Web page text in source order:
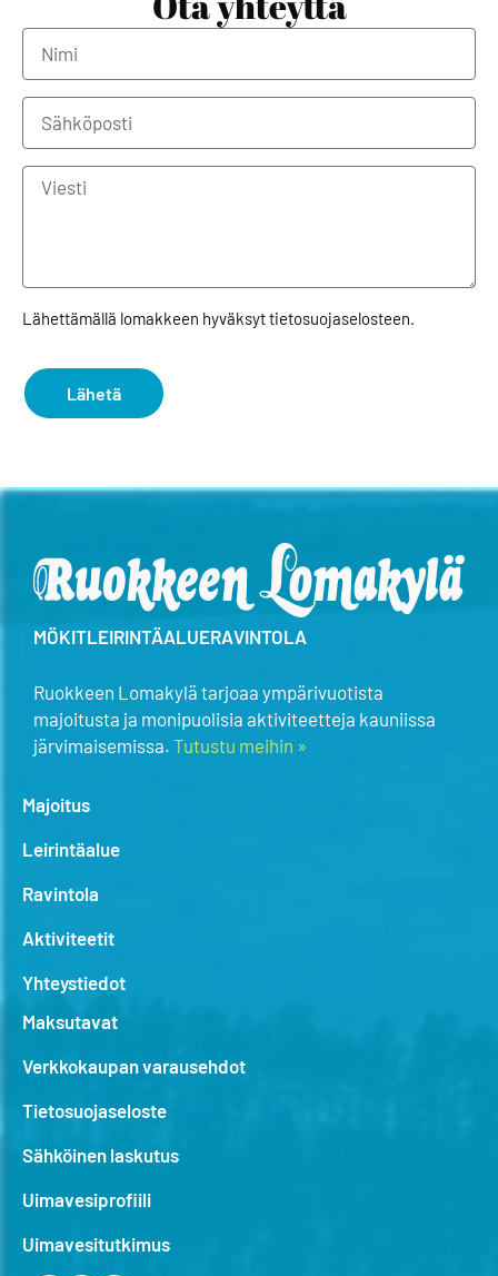
Lähettämällä lomakkeen hyväksyt tietosuojaselosteen.
Lähetä
MÖKITLEIRINTÄALUERAVINTOLA
Ruokkeen Lomakylä tarjoaa ympärivuotista
majoitusta ja monipuolisia aktiviteetteja kauniissa
järvimaisemissa. Tutustu meihin »
Majoitus
Leirintäalue
Ravintola
Aktiviteetit
Yhteystiedot
Maksutavat
Verkkokaupan varausehdot
Tietosuojaseloste
Sähköinen laskutus
Uimavesiprofiili
Uimavesitutkimus